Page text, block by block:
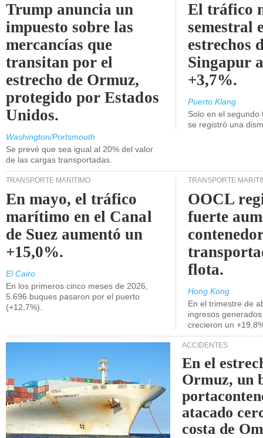
Trump anuncia un
impuesto sobre las
mercancías que
transitan por el
estrecho de Ormuz,
protegido por Estados
Unidos.
Washington/Portsmouth
Se prevé que sea igual al 20% del valor
de las cargas transportadas.
El tráfico
semestral
estrechos
Singapur
+3,7%.
Puerto Klang
Solo en el
se registró una
TRANSPORTE MARÍTIMO
En mayo, el tráfico
marítimo en el Canal
de Suez aumentó un
+15,0%.
El Cairo
En los primeros cinco meses de 2026,
5.696 buques pasaron por el puerto
(+12,7%).
TRANSPORTE
OOCL
fuerte
flota.
Hong Kong
En el trimestre de
ingresos
crecieron un
ACCIDENTES
En el
Ormuz, un
atacado
costa de